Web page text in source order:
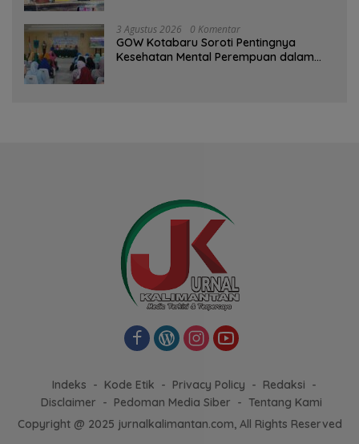
3 Agustus 2026 0 Komentar
GOW Kotabaru Soroti Pentingnya
Kesehatan Mental Perempuan dalam
Indeks Kode Etik Privacy Policy
Redaksi
Disclaimer
Pedoman Media Siber
Tentang Kami
Copyright @ 2025 jurnalkalimantan.com, All Rights Reserved